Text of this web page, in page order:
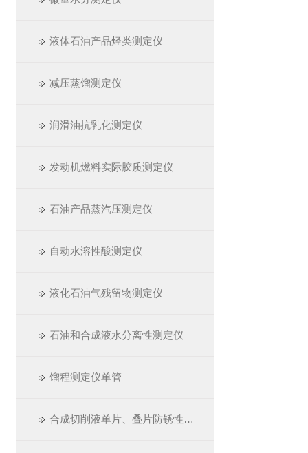
液体石油产品烃类测定仪
减压蒸馏测定仪
润滑油抗乳化测定仪
发动机燃料实际胶质测定仪
石油产品蒸汽压测定仪
自动水溶性酸测定仪
液化石油气残留物测定仪
石油和合成液水分离性测定仪
馏程测定仪单管
合成切削液单片、叠片防锈性测定仪